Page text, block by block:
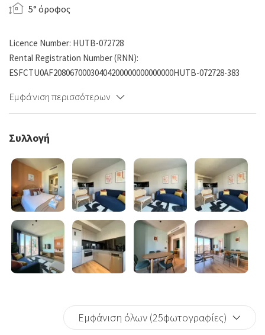
5° όροφος
Licence Number: HUTB-072728
Rental Registration Number (RNN):
ESFCTU0AF20806700030404200000000000000HUTB-072728-383
Εμφάνιση περισσότερων
Συλλογή
Εμφάνιση όλων (25φωτογραφίες)